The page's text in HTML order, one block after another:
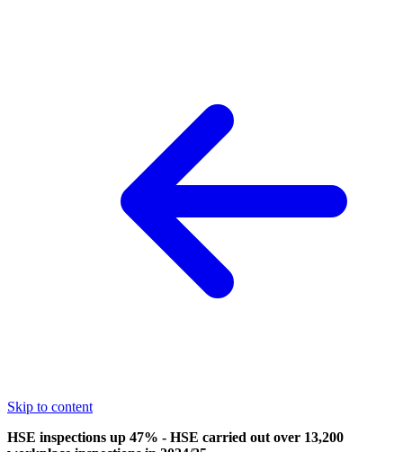
Skip to content
HSE inspections up 47% - HSE carried out over 13,200